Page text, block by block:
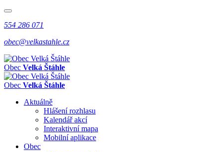
554 286 071
obec@velkastahle.cz
Obec Velká Štáhle
Obec Velká Štáhle
Aktuálně
Hlášení rozhlasu
Kalendář akcí
Interaktivní mapa
Mobilní aplikace
Obec